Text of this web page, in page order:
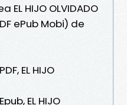
HIJO OLVIDADO
ePub Mobi) de
EL HIJO
EL HIJO